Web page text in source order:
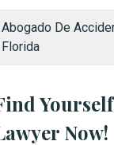
Abogado De
Florida
Now!